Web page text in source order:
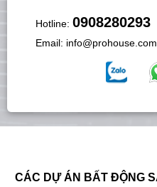
Hotline: 0908280293
Email:
CÁC DỰ ÁN BẤT ĐỘNG